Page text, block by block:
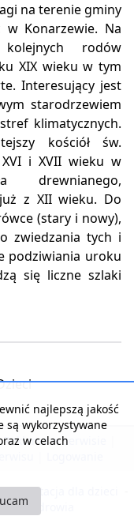
na terenie gminy
w Konarzewie. Na
rodów
XIX wieku w tym
Interesujący jest
starodrzewiem
klimatycznych.
kościół św.
XVI i XVII wieku w
drewnianego,
z XII wieku. Do
(stary i nowy),
zwiedzania tych i
podziwiania uroku
się liczne szlaki
Reklama w serwisie
dla dzieci
dla zdrowia
najlepszą jakość
są wykorzystywane
w celach